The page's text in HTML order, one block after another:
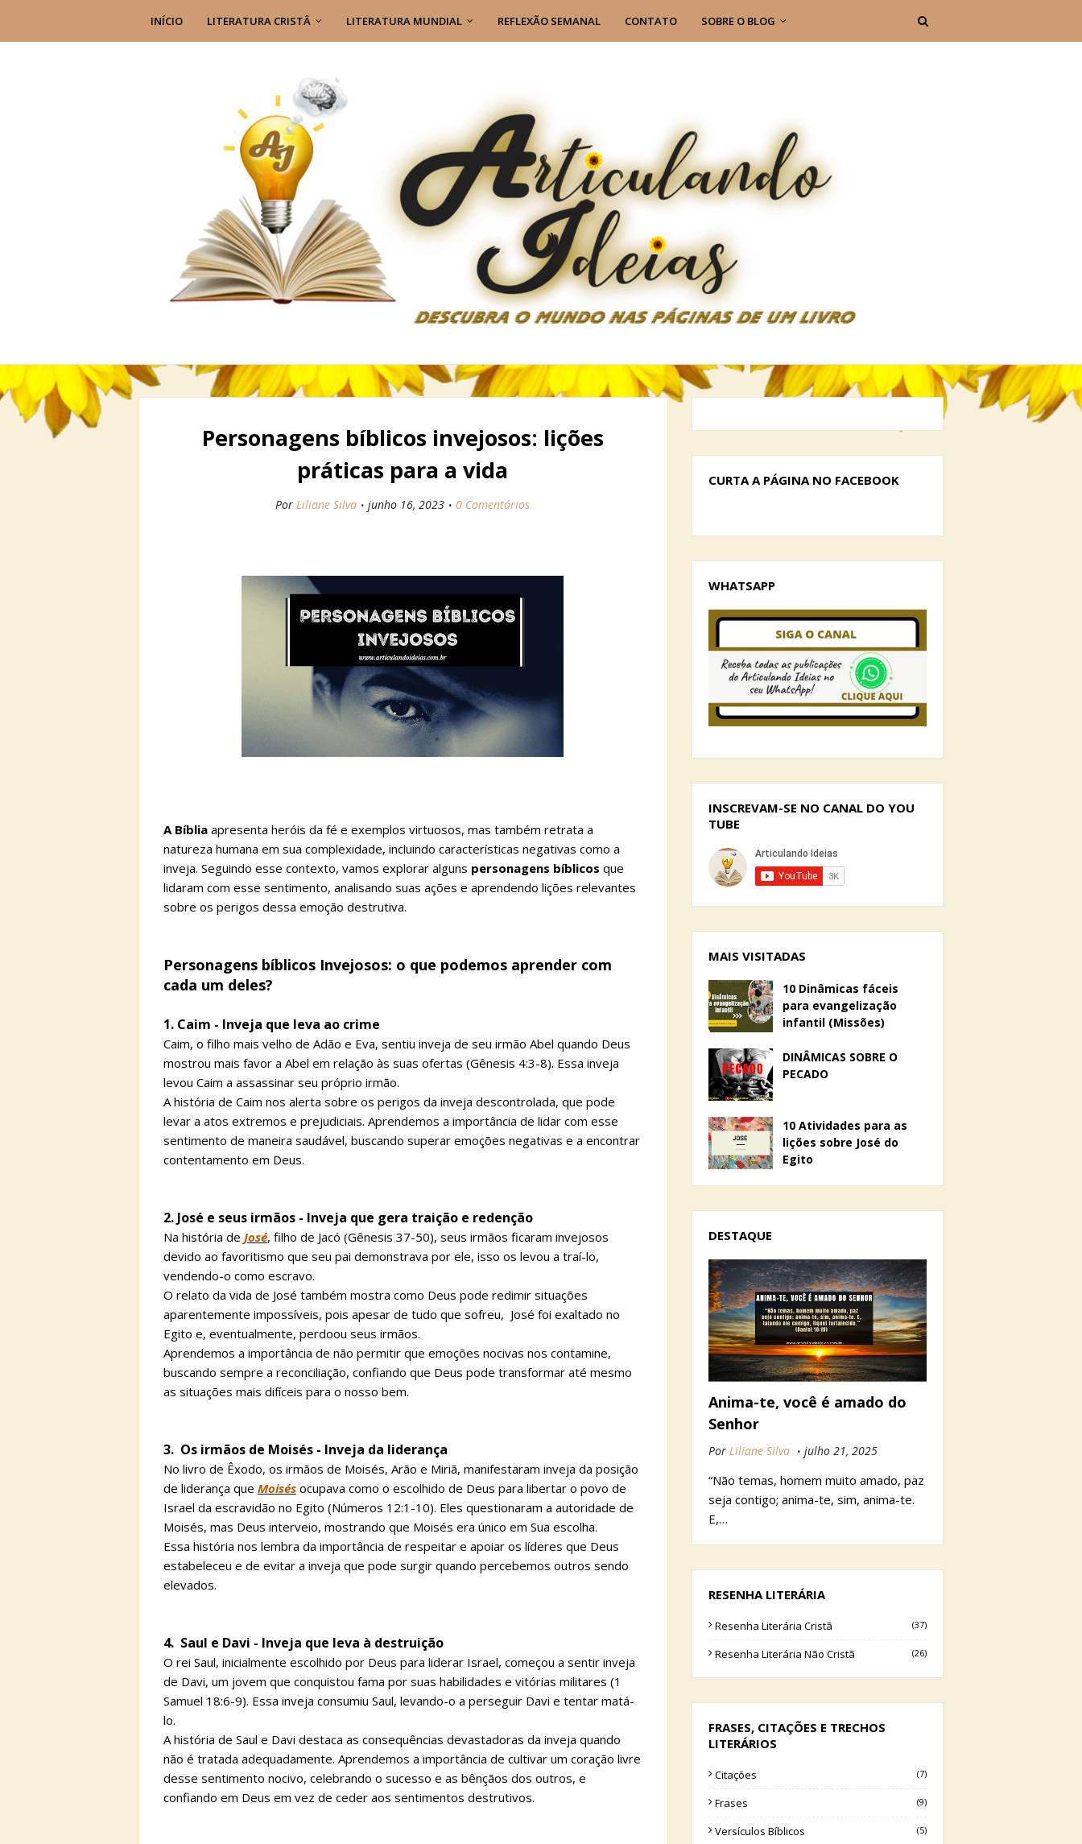
INÍCIO LITERATURA CRISTÂ LITERATURA MUNDIAL REFLEXÃO SEMANAL CONTATO SOBRE O BLOG
Personagens bíblicos invejosos: lições
práticas para a vida
Por Liliane Silva junho 16, 2023 0 Comentários
A Bíblia apresenta heróis da fé e exemplos virtuosos, mas também retrata a
natureza humana em sua complexidade, incluindo características negativas como a
inveja. Seguindo esse contexto, vamos explorar alguns personagens bíblicos que
lidaram com esse sentimento, analisando suas ações e aprendendo lições relevantes
sobre os perigos dessa emoção destrutiva.
Personagens bíblicos Invejosos: o que podemos aprender com
cada um deles?
1. Caim - Inveja que leva ao crime
Caim, o filho mais velho de Adão e Eva, sentiu inveja de seu irmão Abel quando Deus
mostrou mais favor a Abel em relação às suas ofertas (Gênesis 4:3-8). Essa inveja
levou Caim a assassinar seu próprio irmão.
A história de Caim nos alerta sobre os perigos da inveja descontrolada, que pode
levar a atos extremos e prejudiciais. Aprendemos a importância de lidar com esse
sentimento de maneira saudável, buscando superar emoções negativas e a encontrar
contentamento em Deus.
2. José e seus irmãos - Inveja que gera traição e redenção
Na história de José, filho de Jacó (Gênesis 37-50), seus irmãos ficaram invejosos
devido ao favoritismo que seu pai demonstrava por ele, isso os levou a traí-lo,
vendendo-o como escravo.
O relato da vida de José também mostra como Deus pode redimir situações
aparentemente impossíveis, pois apesar de tudo que sofreu, José foi exaltado no
Egito e, eventualmente, perdoou seus irmãos.
Aprendemos a importância de não permitir que emoções nocivas nos contamine,
buscando sempre a reconciliação, confiando que Deus pode transformar até mesmo
as situações mais difíceis para o nosso bem.
3. Os irmãos de Moisés - Inveja da liderança
No livro de Êxodo, os irmãos de Moisés, Arão e Miriã, manifestaram inveja da posição
de liderança que Moisés ocupava como o escolhido de Deus para libertar o povo de
Israel da escravidão no Egito (Números 12:1-10). Eles questionaram a autoridade de
Moisés, mas Deus interveio, mostrando que Moisés era único em Sua escolha.
Essa história nos lembra da importância de respeitar e apoiar os líderes que Deus
estabeleceu e de evitar a inveja que pode surgir quando percebemos outros sendo
elevados.
4. Saul e Davi - Inveja que leva à destruição
O rei Saul, inicialmente escolhido por Deus para liderar Israel, começou a sentir inveja
de Davi, um jovem que conquistou fama por suas habilidades e vitórias militares (1
Samuel 18:6-9). Essa inveja consumiu Saul, levando-o a perseguir Davi e tentar matá-
lo.
A história de Saul e Davi destaca as consequências devastadoras da inveja quando
não é tratada adequadamente. Aprendemos a importância de cultivar um coração livre
desse sentimento nocivo, celebrando o sucesso e as bênçãos dos outros, e
confiando em Deus em vez de ceder aos sentimentos destrutivos.
CURTA A PÁGINA NO FACEBOOK
WHATSAPP
INSCREVAM-SE NO CANAL DO YOU
TUBE
MAIS VISITADAS
10 Dinâmicas fáceis
para evangelização
infantil (Missões)
DINÂMICAS SOBRE O
PECADO
10 Atividades para as
lições sobre José do
Egito
DESTAQUE
Anima-te, você é amado do
Senhor
Por Liliane Silva julho 21, 2025
“Não temas, homem muito amado, paz
seja contigo; anima-te, sim, anima-te.
E,…
RESENHA LITERÁRIA
Resenha Literária Cristã (37)
Resenha Literária Não Cristã (26)
FRASES, CITAÇÕES E TRECHOS
LITERÁRIOS
Citações (7)
Frases (9)
Versículos Bíblicos (5)